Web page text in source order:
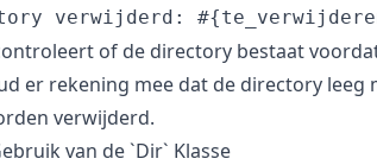
of de directory bestaat
er rekening mee dat de directory leeg
verwijderd.
van de `Dir` Klasse